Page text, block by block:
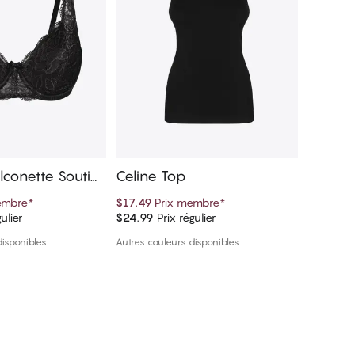
au panier
Soutie
*
Ajouter au panier
Celine Top
$17.49 Prix membre*
$24.99 Prix régulier
Autres couleurs disponibles